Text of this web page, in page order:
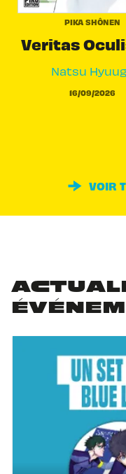
PIKA SHÔNEN
Veritas
Natsu
16/09/2026
VOIR